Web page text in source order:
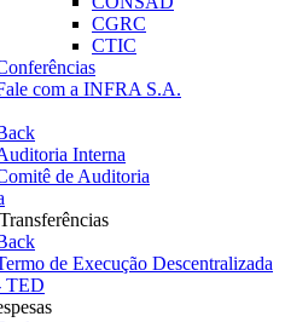
CGRC
CTIC
com a INFRA S.A.
Interna
de Auditoria
de Execução Descentralizada
TED